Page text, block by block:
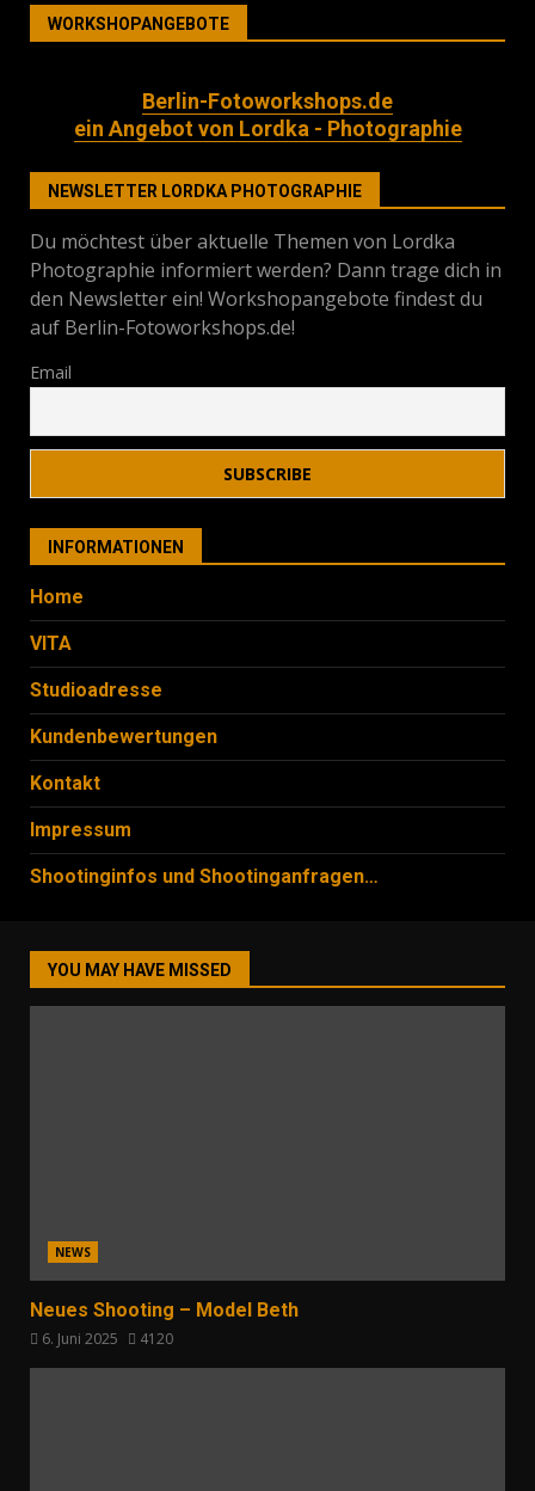
WORKSHOPANGEBOTE
Berlin-Fotoworkshops.de
ein Angebot von Lordka - Photographie
NEWSLETTER LORDKA PHOTOGRAPHIE
Du möchtest über aktuelle Themen von Lordka
Photographie informiert werden? Dann trage dich in
den Newsletter ein! Workshopangebote findest du
auf Berlin-Fotoworkshops.de!
Email
INFORMATIONEN
Home
VITA
Studioadresse
Kundenbewertungen
Kontakt
Impressum
Shootinginfos und Shootinganfragen…
YOU MAY HAVE MISSED
NEWS
Neues Shooting – Model Beth
6. Juni 2025 4120